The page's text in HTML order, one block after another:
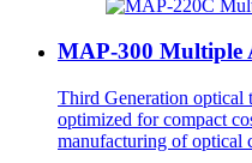
MAP-300 Multiple
Third Generation optical
optimized for compact
manufacturing of optical